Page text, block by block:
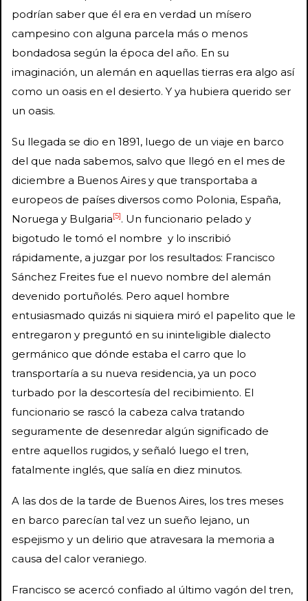
podrían saber que él era en verdad un mísero
campesino con alguna parcela más o menos
bondadosa según la época del año. En su
imaginación, un alemán en aquellas tierras era algo así
como un oasis en el desierto. Y ya hubiera querido ser
un oasis.
Su llegada se dio en 1891, luego de un viaje en barco
del que nada sabemos, salvo que llegó en el mes de
diciembre a Buenos Aires y que transportaba a
europeos de países diversos como Polonia, España,
Noruega y Bulgaria[5]. Un funcionario pelado y
bigotudo le tomó el nombre y lo inscribió
rápidamente, a juzgar por los resultados: Francisco
Sánchez Freites fue el nuevo nombre del alemán
devenido portuñolés. Pero aquel hombre
entusiasmado quizás ni siquiera miró el papelito que le
entregaron y preguntó en su ininteligible dialecto
germánico que dónde estaba el carro que lo
transportaría a su nueva residencia, ya un poco
turbado por la descortesía del recibimiento. El
funcionario se rascó la cabeza calva tratando
seguramente de desenredar algún significado de
entre aquellos rugidos, y señaló luego el tren,
fatalmente inglés, que salía en diez minutos.
A las dos de la tarde de Buenos Aires, los tres meses
en barco parecían tal vez un sueño lejano, un
espejismo y un delirio que atravesara la memoria a
causa del calor veraniego.
Francisco se acercó confiado al último vagón del tren,